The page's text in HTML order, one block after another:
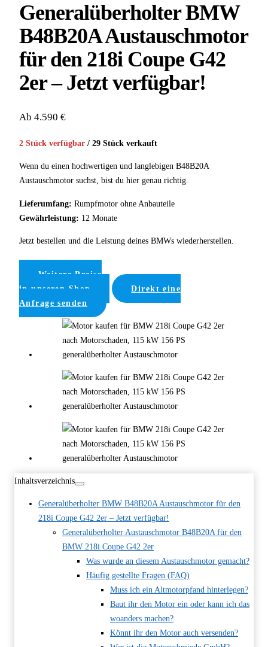
Generalüberholter BMW
B48B20A Austauschmotor
für den 218i Coupe G42
2er – Jetzt verfügbar!
Ab 4.590 €
2 Stück verfügbar / 29 Stück verkauft
Wenn du einen hochwertigen und langlebigen B48B20A
Austauschmotor suchst, bist du hier genau richtig.
Lieferumfang: Rumpfmotor ohne Anbauteile
Gewährleistung: 12 Monate
Jetzt bestellen und die Leistung deines BMWs wiederherstellen.
Weitere Preise
in unseren Shop
Direkt eine
Anfrage senden
Inhaltsverzeichnis
Generalüberholter BMW B48B20A Austauschmotor für den
218i Coupe G42 2er – Jetzt verfügbar!
Generalüberholter Austauschmotor B48B20A für den
BMW 218i Coupe G42 2er
Was wurde an diesem Austauschmotor gemacht?
Häufig gestellte Fragen (FAQ)
Muss ich ein Altmotorpfand hinterlegen?
Baut ihr den Motor ein oder kann ich das
woanders machen?
Könnt ihr den Motor auch versenden?